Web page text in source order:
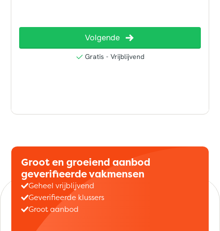
Groot en groeiend aanbod
geverifieerde vakmensen
Geheel vrijblijvend
Geverifieerde klussers
Groot aanbod